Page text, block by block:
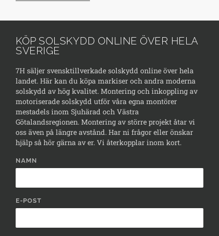
KÖP SOLSKYDD ONLINE ÖVER HELA
SVERIGE
7H säljer svensktillverkade solskydd online över hela
landet. Här kan du köpa markiser och andra moderna
solskydd av hög kvalitet. Montering och inkoppling av
motoriserade solskydd utför våra egna montörer
mestadels inom Sjuhärad och Västra
Götalandsregionen. Montering av större projekt åtar vi
oss även på längre avstånd. Har ni frågor eller önskar
hjälp så hör gärna av er. Vi återkopplar inom kort.
NAMN
E-POST